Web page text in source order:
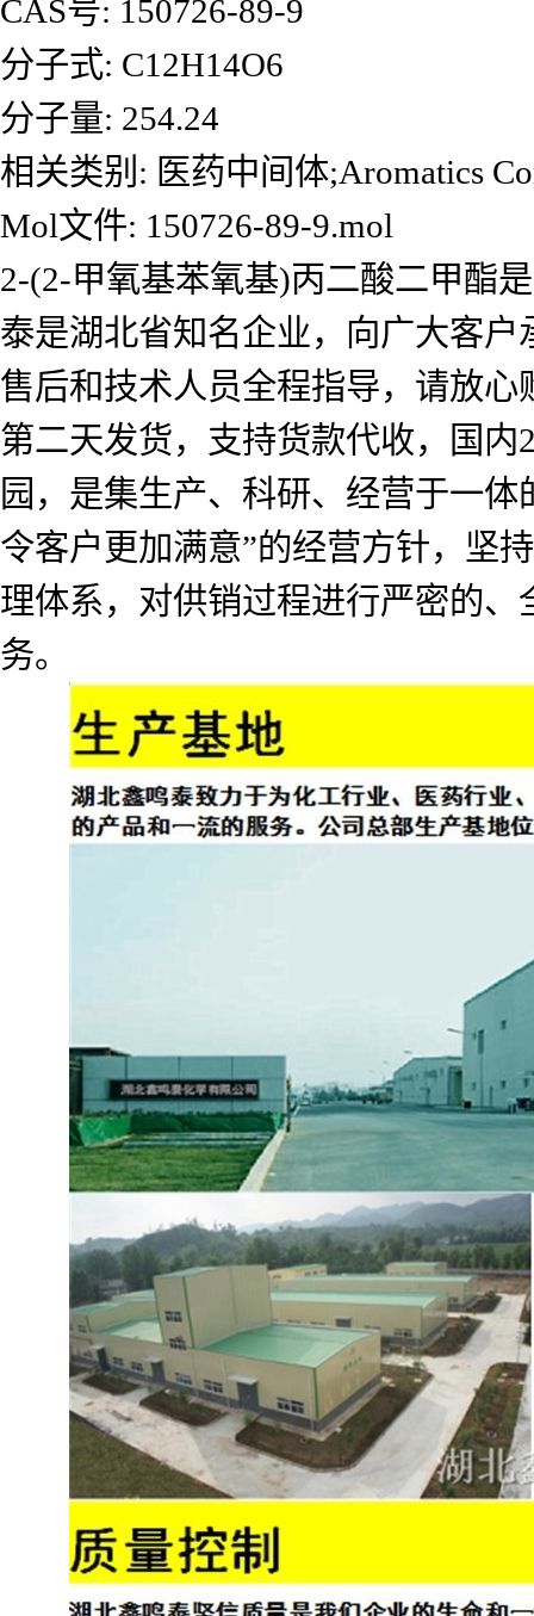
CAS号: 150726-89-9
分子式: C12H14O6
分子量: 254.24
相关类别: 医药中间体;Aromatics
Mol文件: 150726-89-9.mol
2-(2-甲氧基苯氧基)丙二酸二甲酯
泰是湖北省知名企业，向广大客
售后和技术人员全程指导，请放
第二天发货，支持货款代收，国
园，是集生产、科研、经营于一
令客户更加满意”的经营方针，坚
理体系，对供销过程进行严密的
务。